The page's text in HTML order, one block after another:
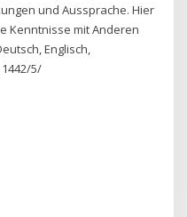
und Aussprache. Hier
Kenntnisse mit Anderen
Englisch,
Französisch, Arabisch 22‏‏/5‏‏/1442 بعد الهجرة